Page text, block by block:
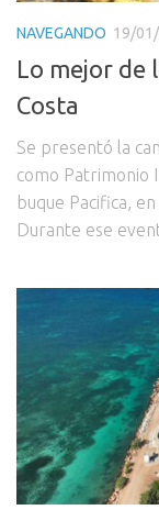
NAVEGANDO 19/
Lo mejor de
Costa
Se presentó la
como Patrimonio
buque Pacifica,
Durante ese